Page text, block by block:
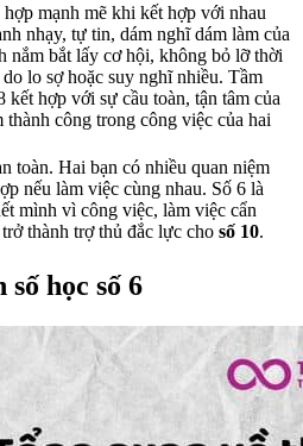
mạnh mẽ khi kết hợp với nhau
nhạy, tự tin, dám nghĩ dám làm của
nắm bắt lấy cơ hội, không bỏ lỡ thời
lo sợ hoặc suy nghĩ nhiều. Tầm
kết hợp với sự cầu toàn, tận tâm của
thành công trong công việc của hai
toàn. Hai bạn có nhiều quan niệm
nếu làm việc cùng nhau. Số 6 là
mình vì công việc, làm việc cẩn
thành trợ thủ đắc lực cho số 10.
học số 6